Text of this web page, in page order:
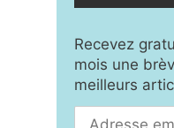
Recevez
mois une
meilleurs